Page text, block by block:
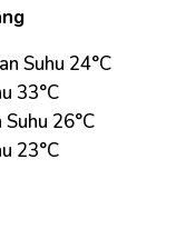
Suhu 24°C
33°C
26°C
23°C